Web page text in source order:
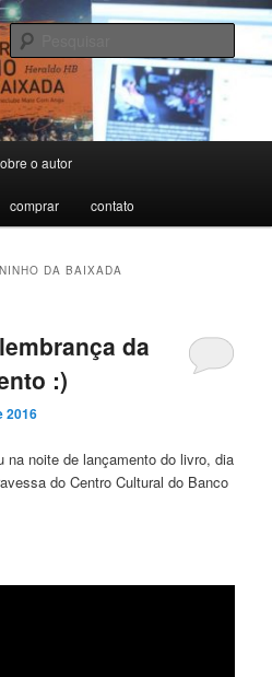
da Baixada –
Mate Com
o autor
comprar contato
DA BAIXADA
da
:)
2016
na noite de lançamento do livro, dia
do Centro Cultural do Banco